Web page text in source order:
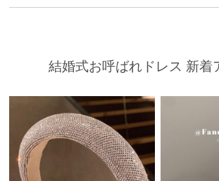
結婚式お呼ばれドレス 新着